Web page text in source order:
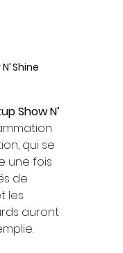
Shine
Show N’
qui se
une fois
de
les
auront